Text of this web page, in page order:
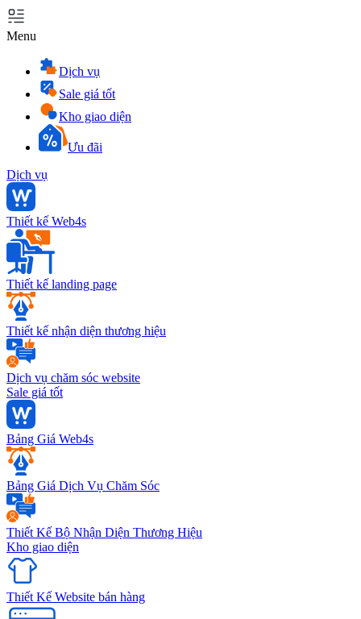
Menu
Dịch vụ
Sale giá tốt
Kho giao diện
Ưu đãi
Dịch vụ
Thiết kế Web4s
Thiết kế landing page
Thiết kế nhận diện thương hiệu
Dịch vụ chăm sóc website
Sale giá tốt
Bảng Giá Web4s
Bảng Giá Dịch Vụ Chăm Sóc
Thiết Kế Bộ Nhận Diện Thương Hiệu
Kho giao diện
Thiết Kế Website bán hàng